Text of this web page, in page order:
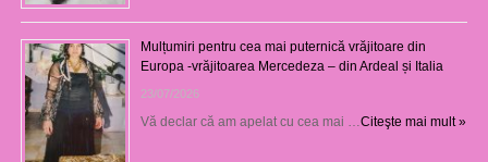
Mulțumiri pentru cea mai puternică vrăjitoare din
Europa -vrăjitoarea Mercedeza – din Ardeal și Italia
23/07/2026
Vă declar că am apelat cu cea mai …Citeşte mai mult »